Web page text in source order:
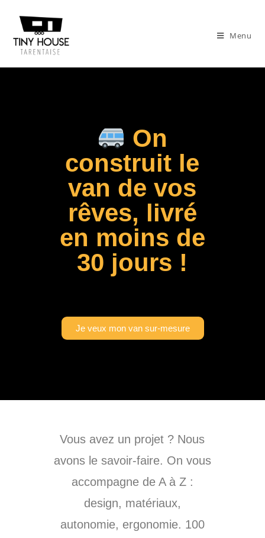
Menu
On
construit le
van de vos
rêves, livré
en moins de
30 jours !
Je veux mon van sur-mesure
Vous avez un projet ? Nous
avons le savoir-faire. On vous
accompagne de A à Z :
design, matériaux,
autonomie, ergonomie. 100